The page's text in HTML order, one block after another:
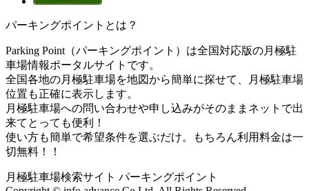
パーキングポイントとは？
Parking Point（パーキングポイント）は全国対応版の月極駐
車場情報ポータルサイトです。
全国各地の月極駐車場を地図から簡単に探せて、月極駐車場
位置も正確に表示します。
月極駐車場への問い合わせや申し込みがそのままネットで出
来てとっても便利！
使い方も簡単で希望条件を選ぶだけ。もちろん利用料金は一
切無料！！
月極駐車場検索サイト パーキングポイント